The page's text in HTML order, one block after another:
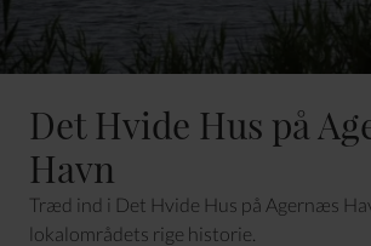
Det Hvide Hus på
Havn
Træd ind i Det Hvide Hus på Agernæs
lokalområdets rige historie.